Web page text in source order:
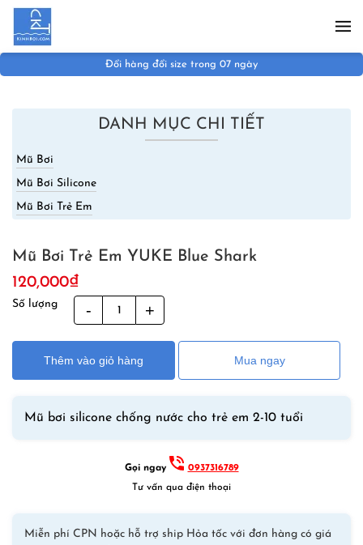
Skip to main content
Đổi hàng đổi size trong 07 ngày
DANH MỤC CHI TIẾT
Mũ Bơi
Mũ Bơi Silicone
Mũ Bơi Trẻ Em
Mũ Bơi Trẻ Em YUKE Blue Shark
120,000₫
Số lượng
Bơi
Trẻ
Em
YUKE
Shark
Thêm vào giỏ hàng Mua ngay
Mũ bơi silicone chống nước cho trẻ em 2-10 tuổi
Gọi ngay
0937316789
Tư vấn qua điện thoại
Miễn phí CPN hoặc hỗ trợ ship Hỏa tốc với đơn hàng có giá